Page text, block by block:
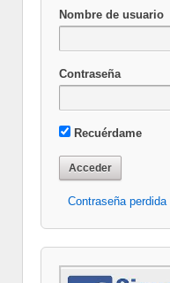
Nombre de usuario
Contraseña
Recuérdame
Contraseña perdida